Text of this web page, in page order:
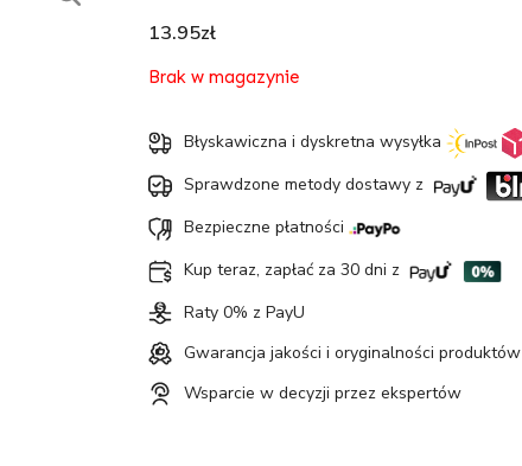
13.95zł
Brak w magazynie
Błyskawiczna i dyskretna wysyłka
Sprawdzone metody dostawy z
Bezpieczne płatności
Kup teraz, zapłać za 30 dni z
Raty 0% z PayU
Gwarancja jakości i oryginalności produktów
Wsparcie w decyzji przez ekspertów